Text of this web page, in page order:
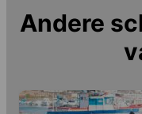
Andere